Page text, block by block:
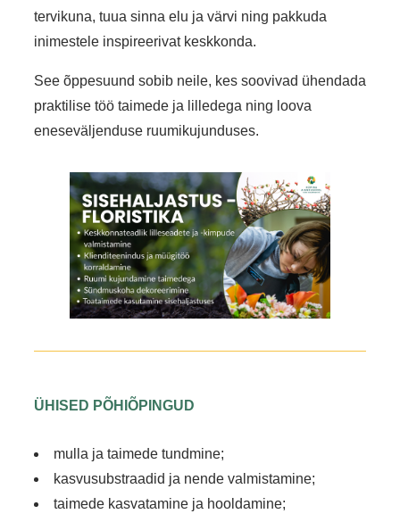
tervikuna, tuua sinna elu ja värvi ning pakkuda
inimestele inspireerivat keskkonda.
See õppesuund sobib neile, kes soovivad ühendada
praktilise töö taimede ja lilledega ning loova
eneseväljenduse ruumikujunduses.
ÜHISED PÕHIÕPINGUD
mulla ja taimede tundmine;
kasvusubstraadid ja nende valmistamine;
taimede kasvatamine ja hooldamine;